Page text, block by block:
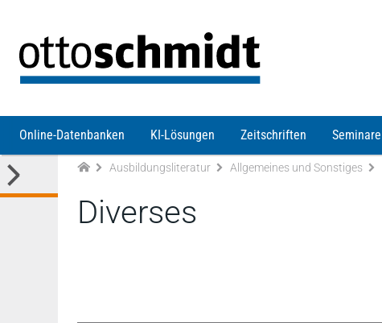
Online-Datenbanken KI-Lösungen Zeitschriften Seminare
Ausbildungsliteratur Allgemeines und Sonstiges
Diverses